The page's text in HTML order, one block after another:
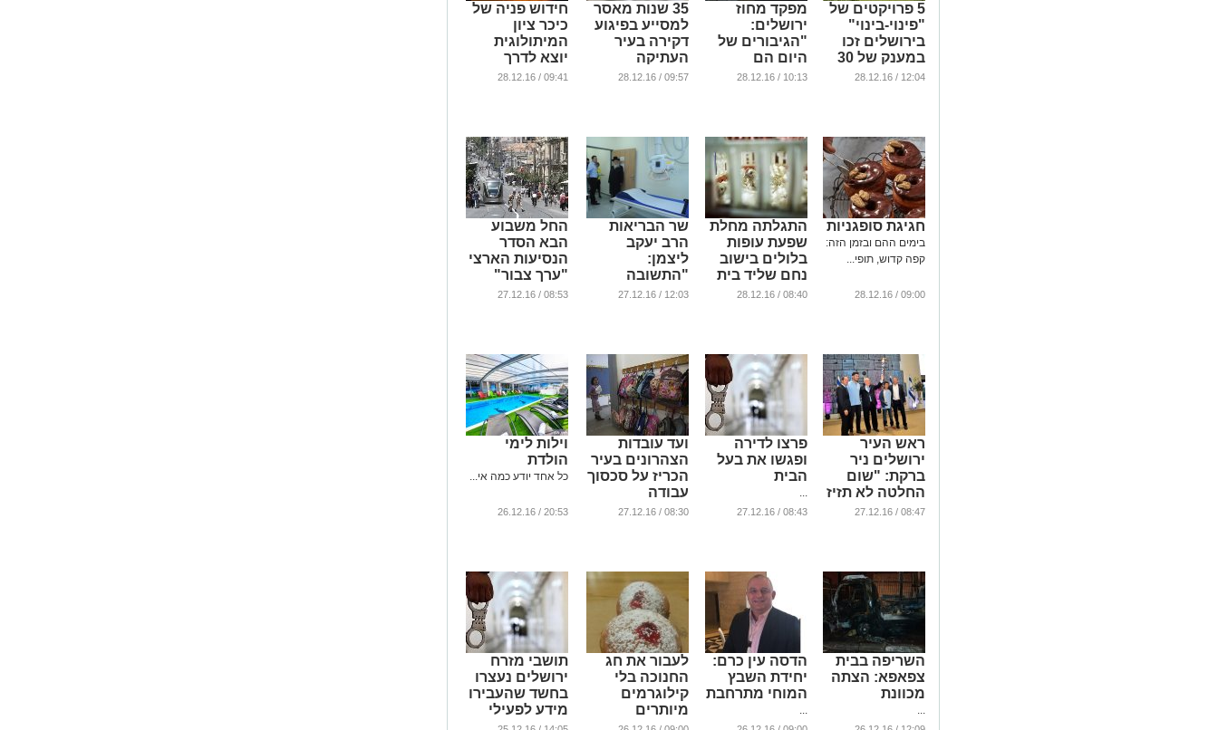
5 פרויקטים של
"פינוי-בינוי"
בירושלים זכו
במענק של 30
מיליון ₪
12:04 / 28.12.16
מפקד מחוז
ירושלים:
"הגיבורים של
היום הם
השוטרים
10:13 / 28.12.16
35 שנות מאסר
למסייע בפיגוע
דקירה בעיר
העתיקה
בירושלים
09:57 / 28.12.16
חידוש פניה של
כיכר ציון
המיתולוגית
יוצא לדרך
...
09:41 / 28.12.16
חגיגת סופגניות
בימים ההם ובזמן הזה:
קפה קדוש, תופי...
09:00 / 28.12.16
התגלתה מחלת
שפעת עופות
בלולים בישוב
נחם שליד בית
שמש
08:40 / 28.12.16
שר הבריאות
הרב יעקב
ליצמן:
"התשובה
לעומסים במיון
...
12:03 / 27.12.16
החל משבוע
הבא הסדר
הנסיעות הארצי
"ערך צבור"
ייכנס לשימוש
08:53 / 27.12.16
ראש העיר
ירושלים ניר
ברקת: "שום
החלטה לא תזיז
אותנו מפה"
08:47 / 27.12.16
פרצו לדירה
ופגשו את בעל
הבית
...
08:43 / 27.12.16
ועד עובדות
הצהרונים בעיר
הכריז על סכסוך
עבודה
...
08:30 / 27.12.16
וילות לימי
הולדת
כל אחד יודע כמה אי...
20:53 / 26.12.16
השריפה בבית
צפאפא: הצתה
מכוונת
...
הדסה עין כרם:
יחידת השבץ
המוחי מתרחבת
...
לעבור את חג
החנוכה בלי
קילוגרמים
מיותרים
...
תושבי מזרח
ירושלים נעצרו
בחשד שהעבירו
מידע לפעילי
בטחון ברשות